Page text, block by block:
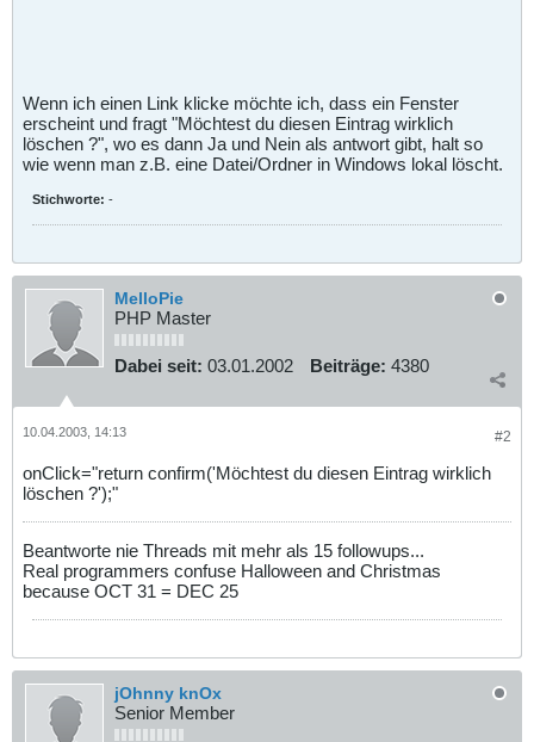
Wenn ich einen Link klicke möchte ich, dass ein Fenster
erscheint und fragt "Möchtest du diesen Eintrag wirklich
löschen ?", wo es dann Ja und Nein als antwort gibt, halt so
wie wenn man z.B. eine Datei/Ordner in Windows lokal löscht.
Stichworte: -
MelloPie
PHP Master
Dabei seit: 03.01.2002 Beiträge: 4380
#2
10.04.2003, 14:13
onClick="return confirm('Möchtest du diesen Eintrag wirklich
löschen ?');"
Beantworte nie Threads mit mehr als 15 followups...
Real programmers confuse Halloween and Christmas
because OCT 31 = DEC 25
jOhnny knOx
Senior Member